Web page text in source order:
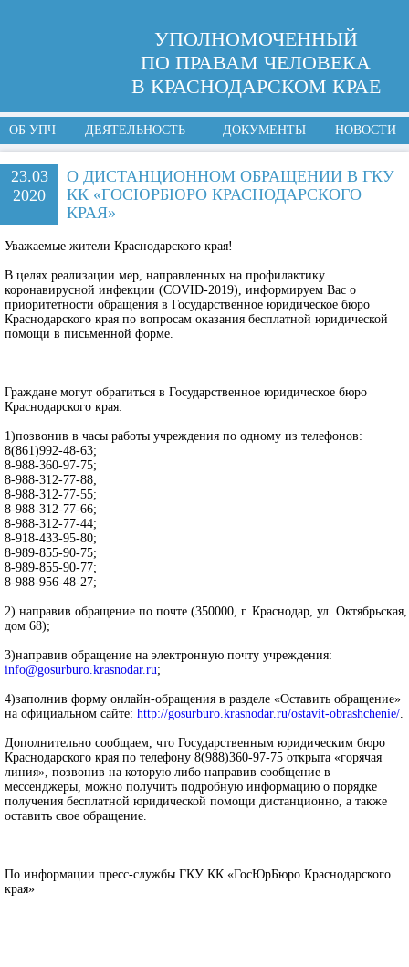
УПОЛНОМОЧЕННЫЙ
ПО ПРАВАМ ЧЕЛОВЕКА
В КРАСНОДАРСКОМ КРАЕ
ОБ УПЧ ДЕЯТЕЛЬНОСТЬ ДОКУМЕНТЫ НОВОСТИ
23.03
2020
О ДИСТАНЦИОННОМ ОБРАЩЕНИИ В ГКУ
КК «ГОСЮРБЮРО КРАСНОДАРСКОГО
КРАЯ»
Уважаемые жители Краснодарского края!
В целях реализации мер, направленных на профилактику
коронавирусной инфекции (COVID-2019), информируем Вас о
приоритетности обращения в Государственное юридическое бюро
Краснодарского края по вопросам оказания бесплатной юридической
помощи в письменной форме.
Граждане могут обратиться в Государственное юридическое бюро
Краснодарского края:
1)позвонив в часы работы учреждения по одному из телефонов:
8(861)992-48-63;
8-988-360-97-75;
8-988-312-77-88;
8-988-312-77-55;
8-988-312-77-66;
8-988-312-77-44;
8-918-433-95-80;
8-989-855-90-75;
8-989-855-90-77;
8-988-956-48-27;
2) направив обращение по почте (350000, г. Краснодар, ул. Октябрьская,
дом 68);
3)направив обращение на электронную почту учреждения:
info@gosurburo.krasnodar.ru;
4)заполнив форму онлайн-обращения в разделе «Оставить обращение»
на официальном сайте: http://gosurburo.krasnodar.ru/ostavit-obrashchenie/.
Дополнительно сообщаем, что Государственным юридическим бюро
Краснодарского края по телефону 8(988)360-97-75 открыта «горячая
линия», позвонив на которую либо направив сообщение в
мессенджеры, можно получить подробную информацию о порядке
получения бесплатной юридической помощи дистанционно, а также
оставить свое обращение.
По информации пресс-службы ГКУ КК «ГосЮрБюро Краснодарского
края»